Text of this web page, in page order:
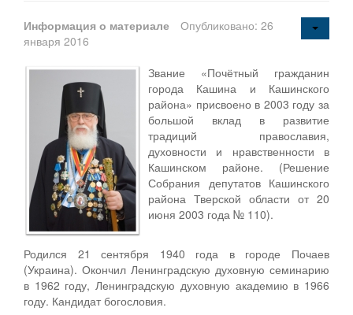
Информация о материале
Опубликовано: 26
января 2016
Звание «Почётный гражданин
города Кашина и Кашинского
района» присвоено в 2003 году за
большой вклад в развитие
традиций православия,
духовности и нравственности в
Кашинском районе. (Решение
Собрания депутатов Кашинского
района Тверской области от 20
июня 2003 года № 110).
Родился 21 сентября 1940 года в городе Почаев
(Украина). Окончил Ленинградскую духовную семинарию
в 1962 году, Ленинградскую духовную академию в 1966
году. Кандидат богословия.